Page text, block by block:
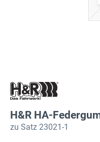
H&R HA-
zu Satz 23021-1